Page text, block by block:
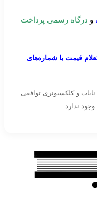
و درگاه رسمی پرداخت
قیمت با شماره‌های
و کلکسیونری توافقی
ندارد.